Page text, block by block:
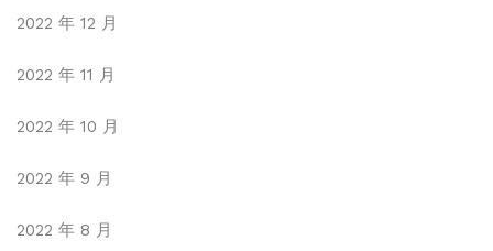
2022 年 12 月
2022 年 11 月
2022 年 10 月
2022 年 9 月
2022 年 8 月